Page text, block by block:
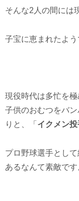
そんな2人の間には
子宝に恵まれたよう
現役時代は多忙を極
子供のおむつをバ
りと、「 イクメン投
プロ野球選手とし
あるなんて素敵です